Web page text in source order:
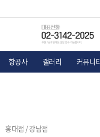
항공사 갤러리 커뮤니
홍대점 / 강남점